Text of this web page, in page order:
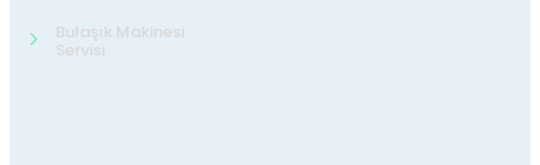
Bulaşık Makinesi
Servisi